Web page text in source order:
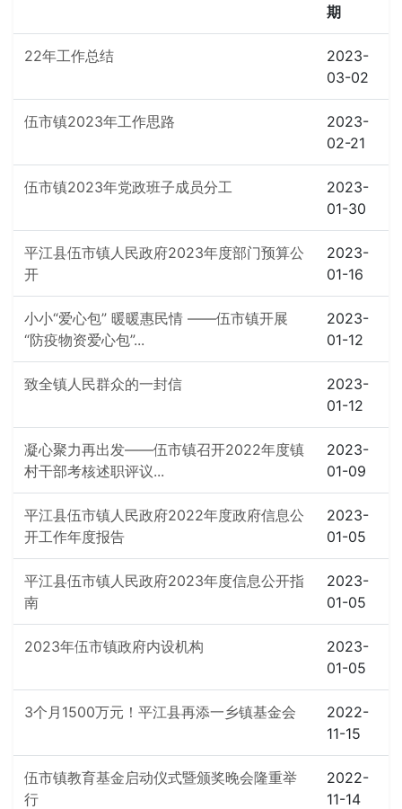
期
22年工作总结
2023-
03-02
伍市镇2023年工作思路
2023-
02-21
伍市镇2023年党政班子成员分工
2023-
01-30
平江县伍市镇人民政府2023年度部门预算公
开
2023-
01-16
小小“爱心包” 暖暖惠民情 ——伍市镇开展
“防疫物资爱心包”...
2023-
01-12
致全镇人民群众的一封信
2023-
01-12
凝心聚力再出发——伍市镇召开2022年度镇
村干部考核述职评议...
2023-
01-09
平江县伍市镇人民政府2022年度政府信息公
开工作年度报告
2023-
01-05
平江县伍市镇人民政府2023年度信息公开指
南
2023-
01-05
2023年伍市镇政府内设机构
2023-
01-05
3个月1500万元！平江县再添一乡镇基金会
2022-
11-15
伍市镇教育基金启动仪式暨颁奖晚会隆重举
行
2022-
11-14